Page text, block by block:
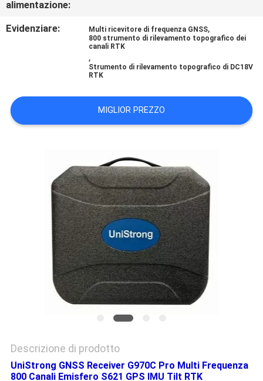
PRIVACY
alimentazione:
Evidenziare: Multi ricevitore di frequenza GNSS,
800 strumento di rilevamento topografico dei
canali RTK
,
Strumento di rilevamento topografico di DC18V
RTK
MIGLIOR PREZZO
Descrizione di prodotto
UniStrong GNSS Receiver G970C Pro Multi Frequenza
800 Canali Emisfero S621 GPS IMU Tilt RTK